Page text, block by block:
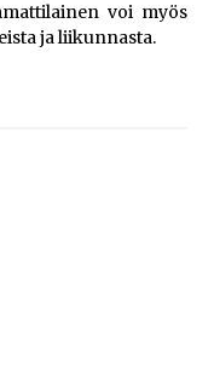
voi myös
ja liikunnasta.